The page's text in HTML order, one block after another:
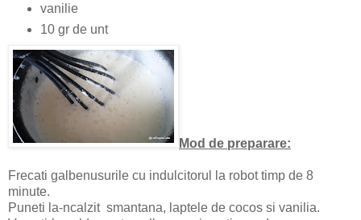
vanilie
10 gr de unt
Mod de preparare:
Frecati galbenusurile cu indulcitorul la robot timp de 8
minute.
Puneti la-ncalzit smantana, laptele de cocos si vanilia.